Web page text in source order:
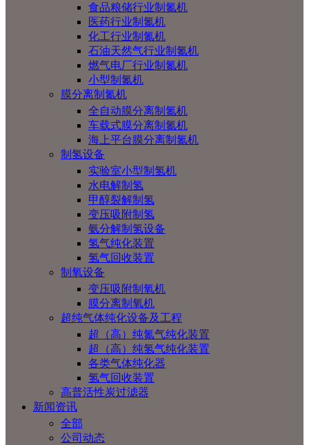
食品粮储行业制氮机
医药行业制氮机
化工行业制氮机
石油天然气行业制氮机
燃气电厂行业制氮机
小型制氮机
膜分离制氮机
全自动膜分离制氮机
车载式膜分离制氮机
海上平台膜分离制氮机
制氢设备
实验室小型制氢机
水电解制氢
甲醇裂解制氢
变压吸附制氢
氨分解制氢设备
氢气纯化装置
氢气回收装置
制氧设备
变压吸附制氧机
膜分离制氧机
超纯气体纯化设备及工程
超（高）纯氮气纯化装置
超（高）纯氢气纯化装置
各类气体纯化器
氢气回收装置
高普活性炭过滤器
新闻资讯
全部
公司动态